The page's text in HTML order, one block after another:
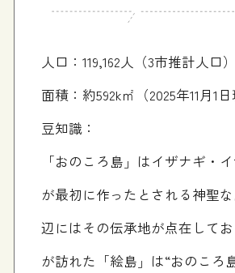
人口：119,162人（3市推計人口）
面積：約592k㎡（2025年11月1日
豆知識：
「おのころ島」はイザナギ・
が最初に作ったとされる神聖
辺にはその伝承地が点在して
が訪れた「絵島」は“おのころ